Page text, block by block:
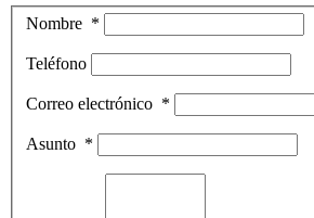
*
Teléfono
*
*